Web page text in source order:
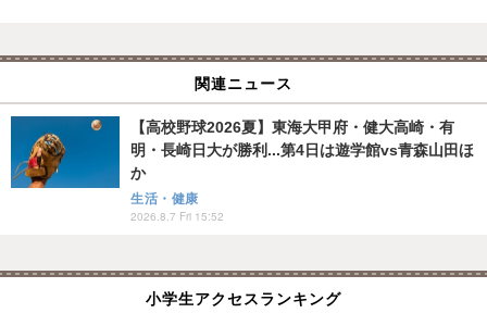
関連ニュース
【高校野球2026夏】東海大甲府・健大高崎・有
明・長崎日大が勝利...第4日は遊学館vs青森山田ほ
か
生活・健康
2026.8.7 Fri 15:52
小学生アクセスランキング